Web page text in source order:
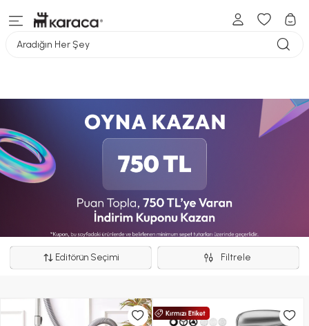
Aradığın Her Şey
Editörün Seçimi Filtrele